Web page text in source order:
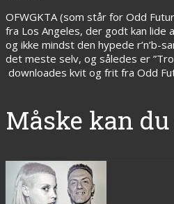
OFWGKTA (som står for Odd
fra Los Angeles, der godt kan
og ikke mindst den hypede r’n’b-
det meste selv, og således er
downloades kvit og frit fra Odd
Måske kan